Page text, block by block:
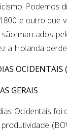
Podemos
e outro que
marcados
a Holanda
OCIDENTAIS
GERAIS
Ocidentais